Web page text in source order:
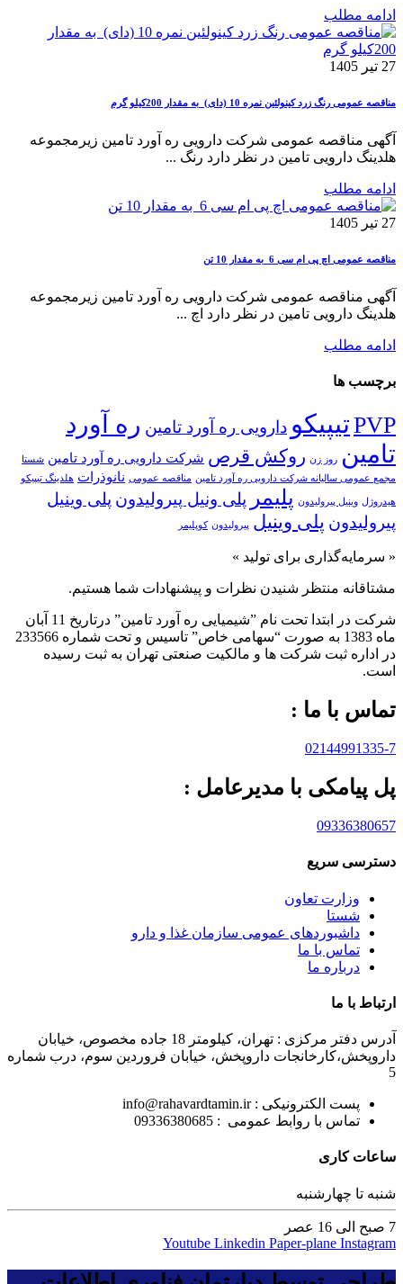
ادامه مطلب
27 تیر 1405
مناقصه عمومی رنگ زرد کینولئین نمره 10 (دای) به مقدار 200کیلو گرم
آگهی مناقصه عمومی شرکت دارویی ره آورد تامین زیرمجموعه
هلدینگ دارویی تامین در نظر دارد رنگ ...
ادامه مطلب
27 تیر 1405
مناقصه عمومی اچ پی ام سی 6 به مقدار 10 تن
آگهی مناقصه عمومی شرکت دارویی ره آورد تامین زیرمجموعه
هلدینگ دارویی تامین در نظر دارد اچ ...
ادامه مطلب
برچسب ها
PVPتیپیکو دارویی ره آورد تامین ره آورد
تامین روز زن روکش قرص شرکت دارویی ره آورد تامین شستا
مجمع عمومی سالیانه شرکت دارویی ره آورد تامین مناقصه عمومی نانوذرات هلدینگ تیپیکو
هیدروژل وینیل پیرولیدون پلیمر پلی ونیل پیرولیدون پلی وینیل
پیرولیدون پلی‌ وینیل پیرولیدون کوپلیمر
« سرمایه‌گذاری برای تولید »
مشتاقانه منتظر شنیدن نظرات و پیشنهادات شما هستیم.
شرکت در ابتدا تحت نام ”شیمیایی ره آورد تامين” درتاريخ 11 آبان
ماه 1383 به صورت “سهامی خاص” تاسيس و تحت شماره 233566
در اداره ثبت شرکت ها و مالکيت صنعتی تهران به ثبت رسيده
است.
تماس با ما :
02144991335-7
پل پیامکی با مدیرعامل :
09336380657
دسترسی سریع
وزارت تعاون
شستا
داشبوردهای عمومی سازمان غذا و دارو
تماس با ما
درباره ما
ارتباط با ما
آدرس دفتر مرکزی : تهران، کیلومتر 18 جاده مخصوص، خیابان
داروپخش،کارخانجات داروپخش، خیابان فروردین سوم، درب شماره
5
پست الکترونیکی : info@rahavardtamin.ir
تماس با روابط عمومی : 09336380685
ساعات کاری
شنبه تا چهارشنبه
7 صبح الی 16 عصر
Youtube Linkedin Paper-plane Instagram